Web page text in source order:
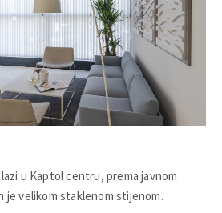
u Kaptol centru, prema javnom
velikom staklenom stijenom.